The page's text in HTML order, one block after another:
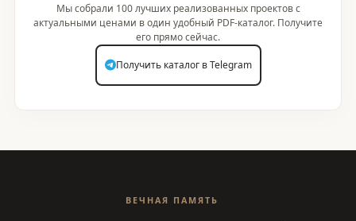
Мы собрали 100 лучших реализованных проектов с
актуальными ценами в один удобный PDF-каталог. Получите
его прямо сейчас.
Получить каталог в Telegram
ВЕЧНАЯ ПАМЯТЬ